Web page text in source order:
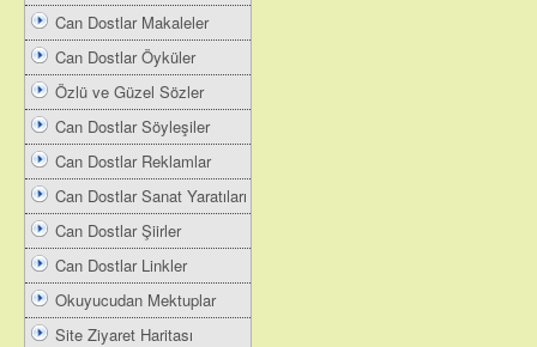
Can Dostlar Makaleler
Can Dostlar Öyküler
Özlü ve Güzel Sözler
Can Dostlar Söyleşiler
Can Dostlar Reklamlar
Can Dostlar Sanat Yaratıları
Can Dostlar Şiirler
Can Dostlar Linkler
Okuyucudan Mektuplar
Site Ziyaret Haritası